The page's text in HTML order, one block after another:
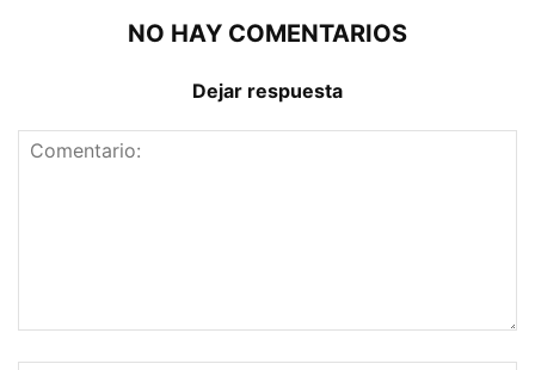
NO HAY COMENTARIOS
Dejar respuesta